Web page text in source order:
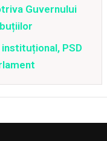
Guvernului
PSD